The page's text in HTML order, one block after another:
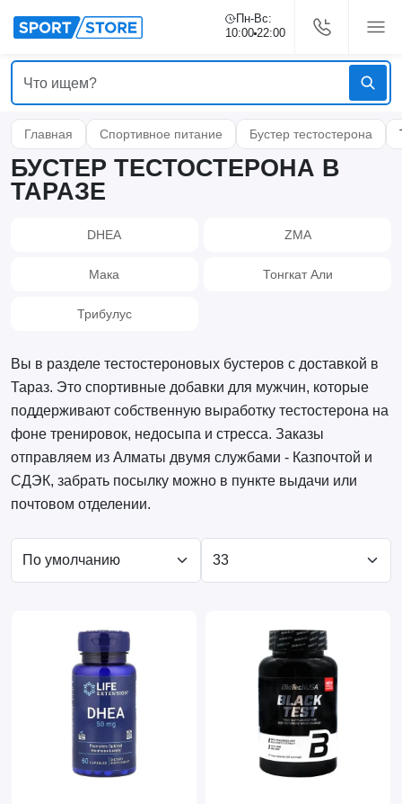
Пн-Вс:
10:00 22:00
Главная Спортивное питание Бустер тестостерона
БУСТЕР ТЕСТОСТЕРОНА В
ТАРАЗЕ
DHEA ZMA
Мака Тонгкат Али
Трибулус
Вы в разделе тестостероновых бустеров с доставкой в
Тараз. Это спортивные добавки для мужчин, которые
поддерживают собственную выработку тестостерона на
фоне тренировок, недосыпа и стресса. Заказы
отправляем из Алматы двумя службами - Казпочтой и
СДЭК, забрать посылку можно в пункте выдачи или
почтовом отделении.